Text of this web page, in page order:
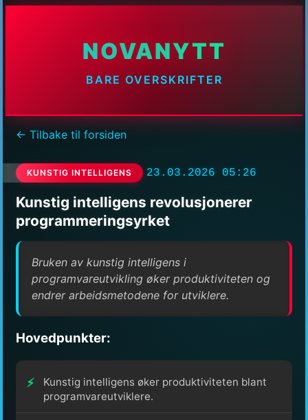
NOVANYTT
BARE OVERSKRIFTER
← Tilbake til forsiden
KUNSTIG INTELLIGENS 23.03.2026 05:26
Kunstig intelligens revolusjonerer
programmeringsyrket
Bruken av kunstig intelligens i
programvareutvikling øker produktiviteten og
endrer arbeidsmetodene for utviklere.
Hovedpunkter:
Kunstig intelligens øker produktiviteten blant
programvareutviklere.